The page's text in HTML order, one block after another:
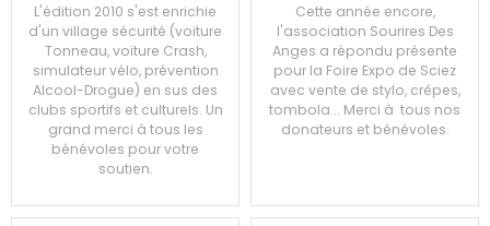
L'édition 2010 s'est enrichie
d'un village sécurité (voiture
Tonneau, voiture Crash,
simulateur vélo, prévention
Alcool-Drogue) en sus des
clubs sportifs et culturels. Un
grand merci à tous les
bénévoles pour votre
soutien.
Cette année encore,
l'association Sourires Des
Anges a répondu présente
pour la Foire Expo de Sciez
avec vente de stylo, crêpes,
tombola... Merci à tous nos
donateurs et bénévoles.